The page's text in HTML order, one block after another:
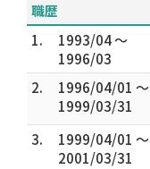
職歴
1.
1993/04 ～
1996/03
2.
1996/04/01 ～
1999/03/31
3.
1999/04/01 ～
2001/03/31